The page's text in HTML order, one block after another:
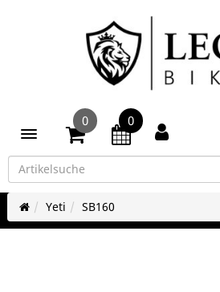
Toggle navigation
0 0
Yeti SB160